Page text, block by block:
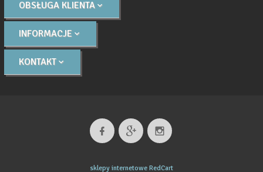
OBSŁUGA KLIENTA
INFORMACJE
KONTAKT
sklepy internetowe RedCart